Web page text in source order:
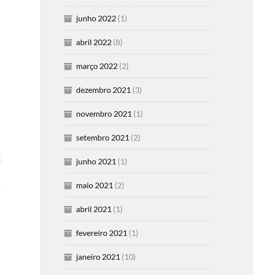
junho 2022(1)
abril 2022(8)
março 2022(2)
dezembro 2021 (3)
novembro 2021 (1)
setembro 2021 (2)
junho 2021 (1)
maio 2021 (2)
abril 2021 (1)
fevereiro 2021 (1)
janeiro 2021 (10)